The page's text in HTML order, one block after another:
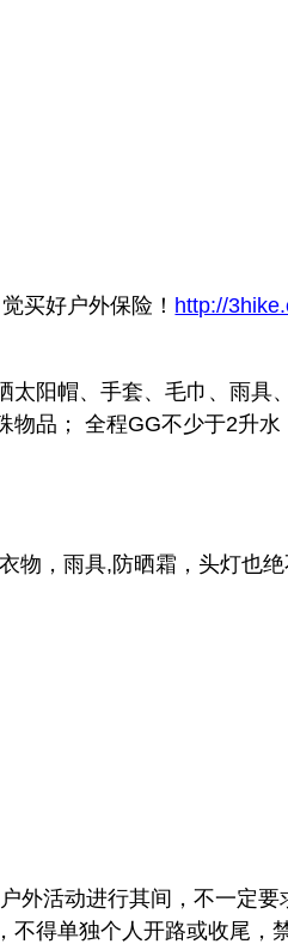
买好户外保险！ http://
太阳帽、手套、毛巾、雨具
品； 全程GG不少于2升
物，雨具,防晒霜，头灯也绝
外活动进行其间，不一定
得单独个人开路或收尾，